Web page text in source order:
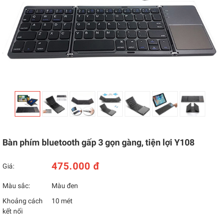
Bàn phím bluetooth gấp 3 gọn gàng, tiện lợi Y108
Giá: 475.000 đ
Màu sắc:
Màu đen
Khoảng cách
kết nối
10 mét